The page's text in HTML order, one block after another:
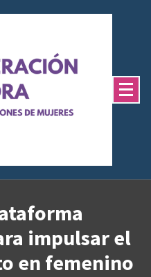
impulsar el
en femenino